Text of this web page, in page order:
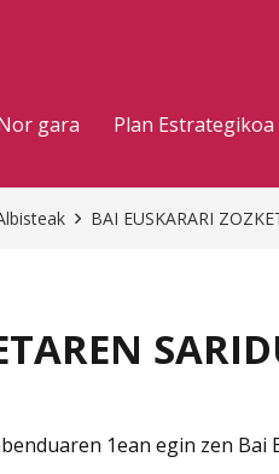
gara Plan Estrategikoa
BAI EUSKARARI
1ean egin zen